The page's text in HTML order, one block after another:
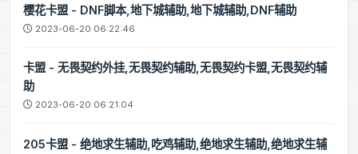
樱花卡盟 - DNF脚本,地下城辅助,地下城辅助,DNF辅助
2023-06-20 06:22:46
卡盟 - 无畏契约外挂,无畏契约辅助,无畏契约卡盟,无畏契约辅
助
2023-06-20 06:21:04
205卡盟 - 绝地求生辅助,吃鸡辅助,绝地求生辅助,绝地求生辅